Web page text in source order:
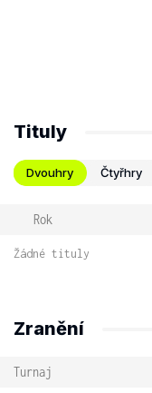
Tituly
Dvouhry Čtyřhry
Rok
Žádné tituly
Zranění
Turnaj